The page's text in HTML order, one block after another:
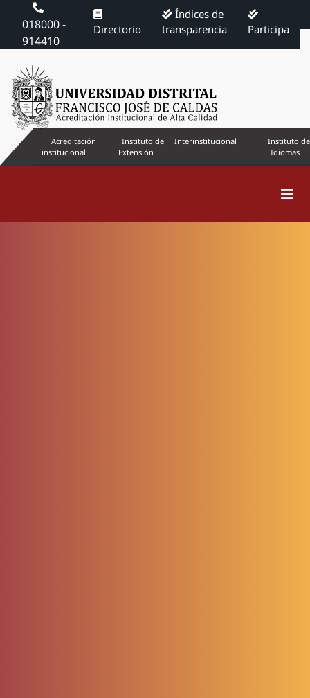
018000 -
914410
Directorio
Índices de
transparencia
Participa
Acreditación
institucional
Instituto de
Extensión
Interinstitucional
Instituto de
Idiomas